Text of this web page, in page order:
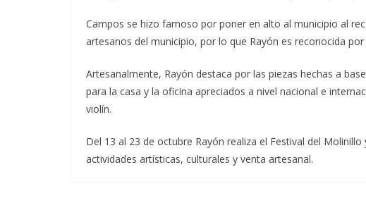
Campos se hizo famoso por poner en alto al municipio al
artesanos del municipio, por lo que Rayón es reconocida
Artesanalmente, Rayón destaca por las piezas hechas a
para la casa y la oficina apreciados a nivel nacional e
violín.
Del 13 al 23 de octubre Rayón realiza el Festival del
actividades artísticas, culturales y venta artesanal.